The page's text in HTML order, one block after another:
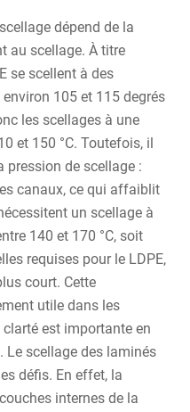
dépend de la
au scellage. À titre
se scellent à des
105 et 115 degrés
les scellages à une
et 150 °C. Toutefois, il
de scellage :
canaux, ce qui affaiblit
un scellage à
140 et 170 °C, soit
requises pour le LDPE,
court. Cette
utile dans les
est importante en
Le scellage des laminés
défis. En effet, la
internes de la